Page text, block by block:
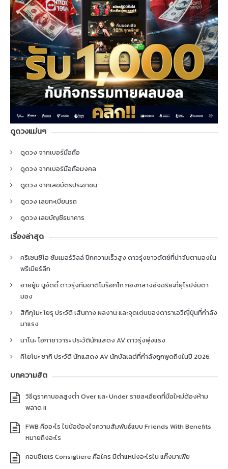
ดูดวงแม่นๆ
ดูดวง จากเบอร์มือถือ
ดูดวง จากเบอร์มือถือมงคล
ดูดวง จากเลขบัตรประชาชน
ดูดวง เลขทะเบียนรถ
ดูดวง เลขบัญชีธนาคาร
เรื่องล่าสุด
คริเซนซิโอ ซัมเมอร์วิลล์ ปีกความเร็วสูง ดาวรุ่งชาวดัตช์ที่น่าจับตามองใน
พรีเมียร์ลีก
อายยู้บ บูอัดดี้ ดาวรุ่งทีมชาติโมร็อกโก กองกลางอัจฉริยะที่ยุโรปจับตา
มอง
สึกิกุโมะ โยรุ ประวัติ เส้นทาง ผลงาน และจุดเด่นของดาราเอวีญี่ปุ่นที่กำลัง
มาแรง
นาโนะ โอกาซาวาระ ประวัตินักแสดง AV ดาวรุ่งพุ่งแรง
คิโยโนะ ซากิ ประวัติ นักแสดง AV นักบัลเลต์ที่กำลังถูกพูดถึงในปี 2026
บทความฮิต
วิธีดูราคาบอลสูงต่ำ Over และ Under รายละเอียดที่มือใหม่ต้องห้าม
พลาด !!
FWB คืออะไร ไขข้อข้องใจความสัมพันธ์แบบ Friends With Benefits
หมายถึงอะไร
คอนซีเยเร Consigliere คือใคร มีตำแหน่งอะไรใน แก๊งมาเฟีย